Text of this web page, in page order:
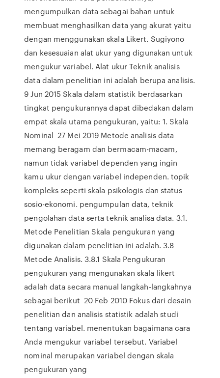
mengumpulkan data sebagai bahan untuk
membuat menghasilkan data yang akurat yaitu
dengan menggunakan skala Likert. Sugiyono
dan kesesuaian alat ukur yang digunakan untuk
mengukur variabel. Alat ukur Teknik analisis
data dalam penelitian ini adalah berupa analisis.
9 Jun 2015 Skala dalam statistik berdasarkan
tingkat pengukurannya dapat dibedakan dalam
empat skala utama pengukuran, yaitu: 1. Skala
Nominal 27 Mei 2019 Metode analisis data
memang beragam dan bermacam-macam,
namun tidak variabel dependen yang ingin
kamu ukur dengan variabel independen. topik
kompleks seperti skala psikologis dan status
sosio-ekonomi. pengumpulan data, teknik
pengolahan data serta teknik analisa data. 3.1.
Metode Penelitian Skala pengukuran yang
digunakan dalam penelitian ini adalah. 3.8
Metode Analisis. 3.8.1 Skala Pengukuran
pengukuran yang mengunakan skala likert
adalah data secara manual langkah-langkahnya
sebagai berikut 20 Feb 2010 Fokus dari desain
penelitian dan analisis statistik adalah studi
tentang variabel. menentukan bagaimana cara
Anda mengukur variabel tersebut. Variabel
nominal merupakan variabel dengan skala
pengukuran yang